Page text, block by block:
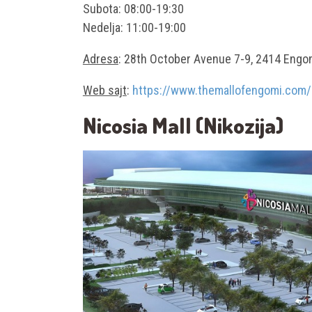
Subota: 08:00-19:30
Nedelja: 11:00-19:00
Adresa: 28th October Avenue 7-9, 2414
Web sajt: https://www.themallofengomi.com/
Nicosia Mall (Nikozija)